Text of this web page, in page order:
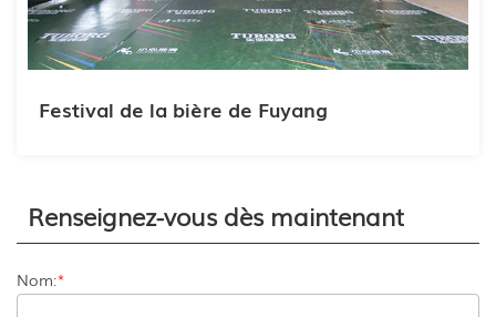
Festival de la bière de Fuyang
Renseignez-vous dès maintenant
Nom:*